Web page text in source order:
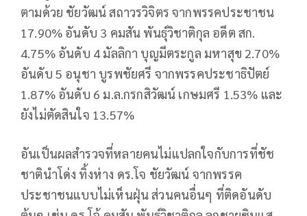
ตามด้วย ชัยวัฒน์ สถาวรวิจิตร จากพรรคประชาชน
17.90% อันดับ 3 คมสัน พันธุ์วิชาติกุล อดีต สก.
4.75% อันดับ 4 มัลลิกา บุญมีตระกูล มหาสุข 2.70%
อันดับ 5 อนุชา บูรพชัยศรี จากพรรคประชาธิปัตย์
1.87% อันดับ 6 ม.ล.กรกสิวัฒน์ เกษมศรี 1.53% และ
ยังไม่ตัดสินใจ 13.57%
อันเป็นผลสำรวจที่หลายคนไม่แปลกใจกับการที่ชัช
ชาตินำโด่ง ทิ้งห่าง ดร.โจ ชัยวัฒน์ จากพรรค
ประชาชนแบบไม่เห็นฝุ่น ส่วนคนอื่นๆ ที่ติดอันดับ